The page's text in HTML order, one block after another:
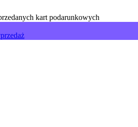
kart podarunkowych